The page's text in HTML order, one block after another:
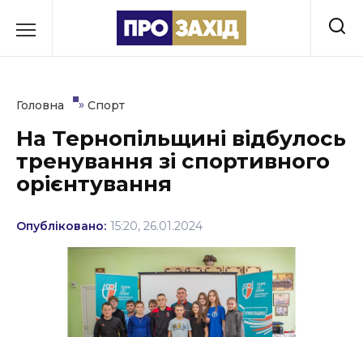
до
Культура
Освіта
Події
Політика
Головна » Спорт
На Тернопільщині відбулось
тренування зі спортивного
орієнтування
Опубліковано: 15:20, 26.01.2024